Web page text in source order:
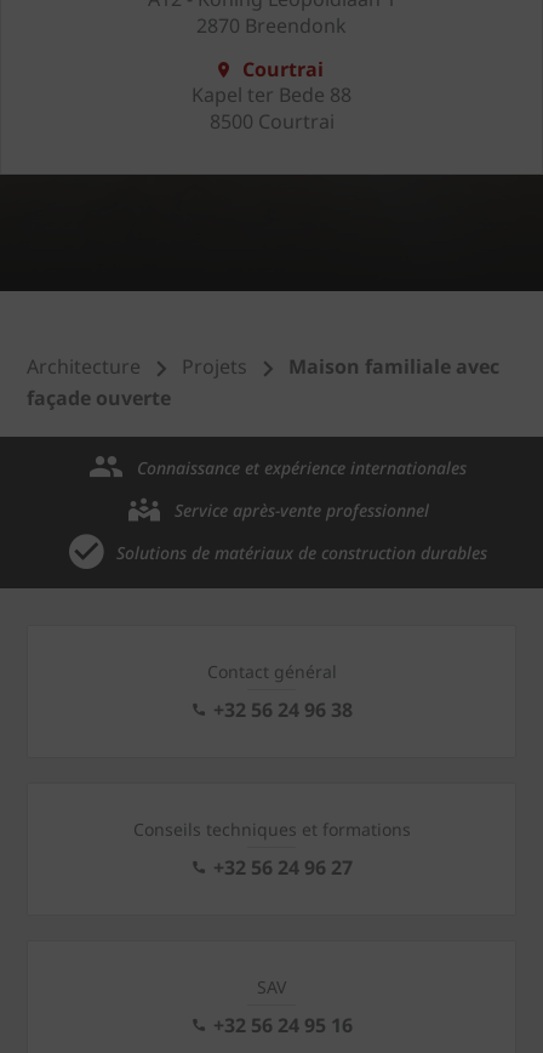
2870 Breendonk
Courtrai
Kapel ter Bede 88
8500 Courtrai
Architecture Projets
Maison familiale avec
façade ouverte
Connaissance et expérience internationales
Service après-vente professionnel
Solutions de matériaux de construction durables
Contact général
+32 56 24 96 38
Conseils techniques et formations
+32 56 24 96 27
SAV
+32 56 24 95 16